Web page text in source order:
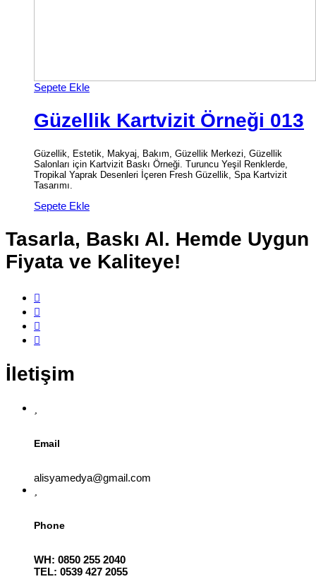
Sepete Ekle
Güzellik Kartvizit Örneği 013
Güzellik, Estetik, Makyaj, Bakım, Güzellik Merkezi, Güzellik
Salonları için Kartvizit Baskı Örneği. Turuncu Yeşil Renklerde,
Tropikal Yaprak Desenleri İçeren Fresh Güzellik, Spa Kartvizit
Tasarımı.
Sepete Ekle
Tasarla, Baskı Al. Hemde Uygun
Fiyata ve Kaliteye!
İletişim
Email
alisyamedya@gmail.com
Phone
WH: 0850 255 2040
TEL: 0539 427 2055